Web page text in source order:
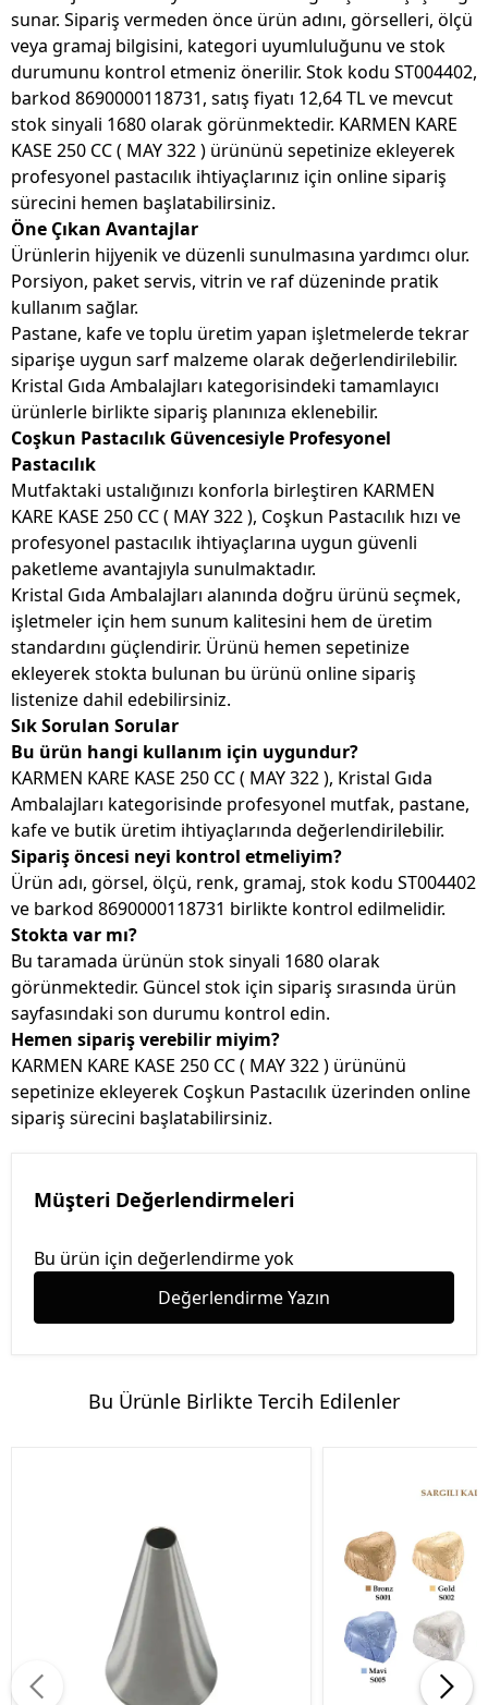
sunar. Sipariş vermeden önce ürün adını, görselleri, ölçü
veya gramaj bilgisini, kategori uyumluluğunu ve stok
durumunu kontrol etmeniz önerilir. Stok kodu ST004402,
barkod 8690000118731, satış fiyatı 12,64 TL ve mevcut
stok sinyali 1680 olarak görünmektedir. KARMEN KARE
KASE 250 CC ( MAY 322 ) ürününü sepetinize ekleyerek
profesyonel pastacılık ihtiyaçlarınız için online sipariş
sürecini hemen başlatabilirsiniz.
Öne Çıkan Avantajlar
Ürünlerin hijyenik ve düzenli sunulmasına yardımcı olur.
Porsiyon, paket servis, vitrin ve raf düzeninde pratik
kullanım sağlar.
Pastane, kafe ve toplu üretim yapan işletmelerde tekrar
siparişe uygun sarf malzeme olarak değerlendirilebilir.
Kristal Gıda Ambalajları kategorisindeki tamamlayıcı
ürünlerle birlikte sipariş planınıza eklenebilir.
Coşkun Pastacılık Güvencesiyle Profesyonel
Pastacılık
Mutfaktaki ustalığınızı konforla birleştiren KARMEN
KARE KASE 250 CC ( MAY 322 ), Coşkun Pastacılık hızı ve
profesyonel pastacılık ihtiyaçlarına uygun güvenli
paketleme avantajıyla sunulmaktadır.
Kristal Gıda Ambalajları alanında doğru ürünü seçmek,
işletmeler için hem sunum kalitesini hem de üretim
standardını güçlendirir. Ürünü hemen sepetinize
ekleyerek stokta bulunan bu ürünü online sipariş
listenize dahil edebilirsiniz.
Sık Sorulan Sorular
Bu ürün hangi kullanım için uygundur?
KARMEN KARE KASE 250 CC ( MAY 322 ), Kristal Gıda
Ambalajları kategorisinde profesyonel mutfak, pastane,
kafe ve butik üretim ihtiyaçlarında değerlendirilebilir.
Sipariş öncesi neyi kontrol etmeliyim?
Ürün adı, görsel, ölçü, renk, gramaj, stok kodu ST004402
ve barkod 8690000118731 birlikte kontrol edilmelidir.
Stokta var mı?
Bu taramada ürünün stok sinyali 1680 olarak
görünmektedir. Güncel stok için sipariş sırasında ürün
sayfasındaki son durumu kontrol edin.
Hemen sipariş verebilir miyim?
KARMEN KARE KASE 250 CC ( MAY 322 ) ürününü
sepetinize ekleyerek Coşkun Pastacılık üzerinden online
sipariş sürecini başlatabilirsiniz.
Müşteri Değerlendirmeleri
Bu ürün için değerlendirme yok
Değerlendirme Yazın
Bu Ürünle Birlikte Tercih Edilenler